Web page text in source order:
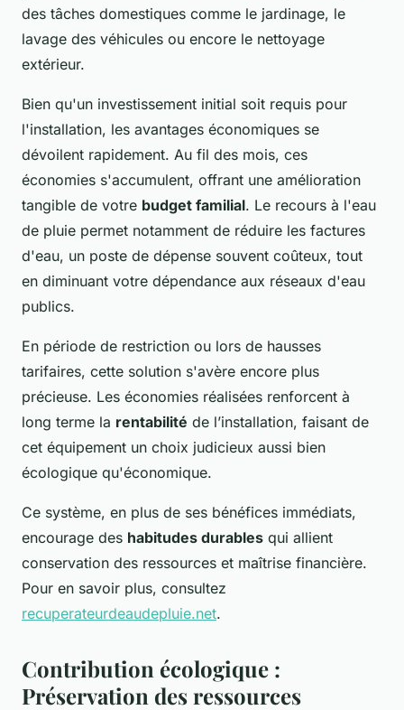
des tâches domestiques comme le jardinage, le
lavage des véhicules ou encore le nettoyage
extérieur.
Bien qu'un investissement initial soit requis pour
l'installation, les avantages économiques se
dévoilent rapidement. Au fil des mois, ces
économies s'accumulent, offrant une amélioration
tangible de votre budget familial. Le recours à l'eau
de pluie permet notamment de réduire les factures
d'eau, un poste de dépense souvent coûteux, tout
en diminuant votre dépendance aux réseaux d'eau
publics.
En période de restriction ou lors de hausses
tarifaires, cette solution s'avère encore plus
précieuse. Les économies réalisées renforcent à
long terme la rentabilité de l’installation, faisant de
cet équipement un choix judicieux aussi bien
écologique qu'économique.
Ce système, en plus de ses bénéfices immédiats,
encourage des habitudes durables qui allient
conservation des ressources et maîtrise financière.
Pour en savoir plus, consultez
recuperateurdeaudepluie.net.
Contribution écologique :
Préservation des ressources